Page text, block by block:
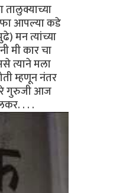
आपल्या कडे
मन त्यांच्या
मी कार चा
त्याने मला
म्हणून नंतर
गुरुजी आज
. . .